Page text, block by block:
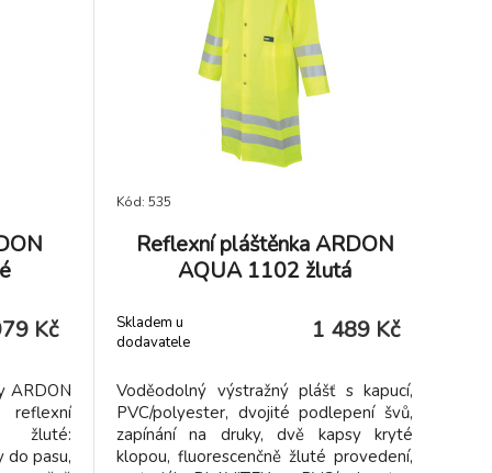
Kč
ARDON
reflexní
žluté:
do pasu,
Kód: 535
Reflexní pláštěnka ARDON
AQUA 1102 žlutá
Skladem u
dodavatele
1 489 Kč
Voděodolný výstražný plášť s kapucí,
PVC/polyester, dvojité podlepení švů,
zapínání na druky, dvě kapsy kryté
klopou, fluorescenčně žluté provedení,